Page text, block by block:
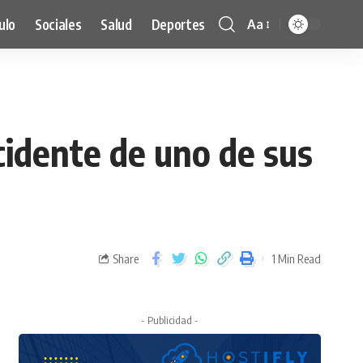
Sociales Salud Deportes Aa
de uno de sus
Share 1 Min Read
- Publicidad -